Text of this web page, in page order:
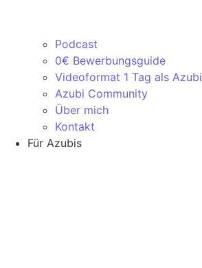
Podcast
0€ Bewerbungsguide
Videoformat 1 Tag als Azubi
Azubi Community
Über mich
Kontakt
Für Azubis